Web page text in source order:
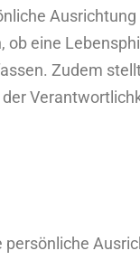
eine
Zudem